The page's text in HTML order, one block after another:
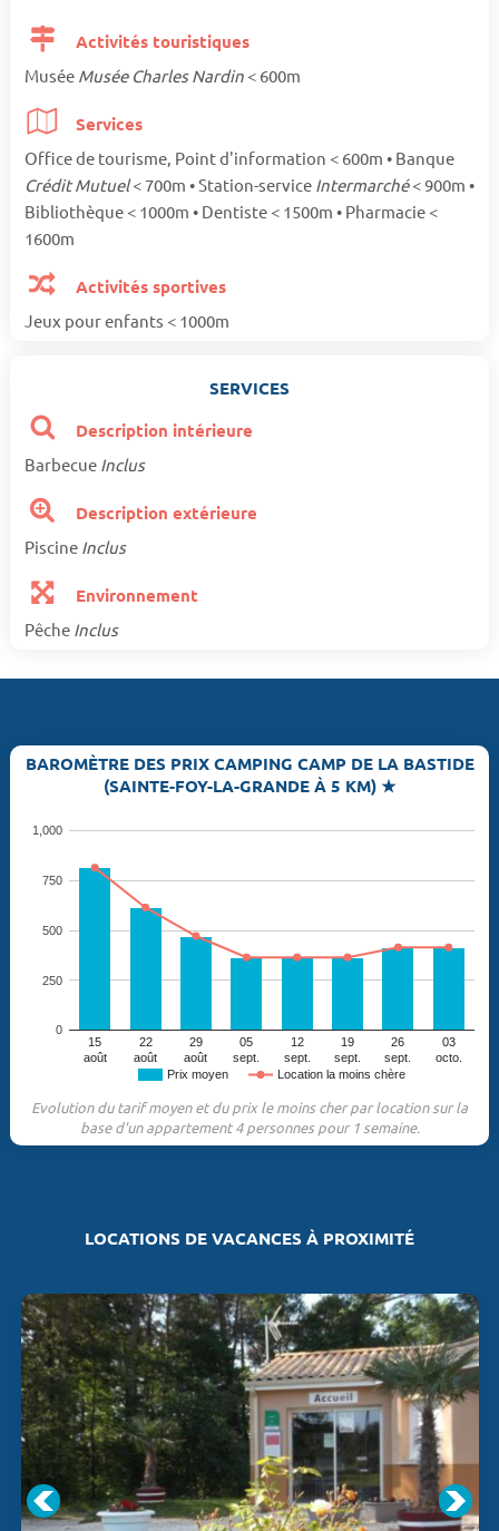
Activités touristiques
Musée Musée Charles Nardin < 600m
Services
Office de tourisme, Point d'information < 600m • Banque
Crédit Mutuel< 700m • Station-service Intermarché< 900m •
Bibliothèque < 1000m • Dentiste < 1500m • Pharmacie <
1600m
Activités sportives
Jeux pour enfants < 1000m
SERVICES
Description intérieure
Barbecue Inclus
Description extérieure
Piscine Inclus
Environnement
Pêche Inclus
BAROMÈTRE DES PRIX CAMPING CAMP DE LA BASTIDE
(SAINTE-FOY-LA-GRANDE À 5 KM) ★
Prix moyen Location la moins chère
15
août
22
août
29
août
05
sept.
12
sept.
19
sept.
26
sept.
03
octo.
0
250
500
750
1,000
Evolution du tarif moyen et du prix le moins cher par location sur la
base d'un appartement 4 personnes pour 1 semaine.
LOCATIONS DE VACANCES À PROXIMITÉ